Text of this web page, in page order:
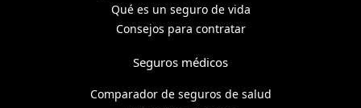
Qué es un seguro de vida
Consejos para contratar
Seguros médicos
Comparador de seguros de salud